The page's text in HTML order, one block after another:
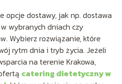
opcje dostawy, jak np. dostawa
wybranych dniach czy
Wybierz rozwiązanie, które
rytm dnia i tryb życia. Jeżeli
na terenie Krakowa,
catering dietetyczny w